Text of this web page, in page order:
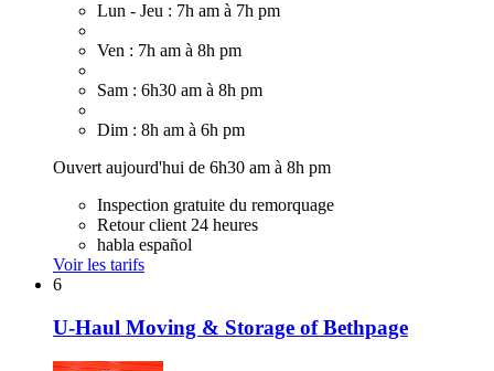
Lun - Jeu : 7h am à 7h pm
Ven : 7h am à 8h pm
Sam : 6h30 am à 8h pm
Dim : 8h am à 6h pm
Ouvert aujourd'hui de 6h30 am à 8h pm
Inspection gratuite du remorquage
Retour client 24 heures
habla español
Voir les tarifs
6
U-Haul Moving & Storage of Bethpage